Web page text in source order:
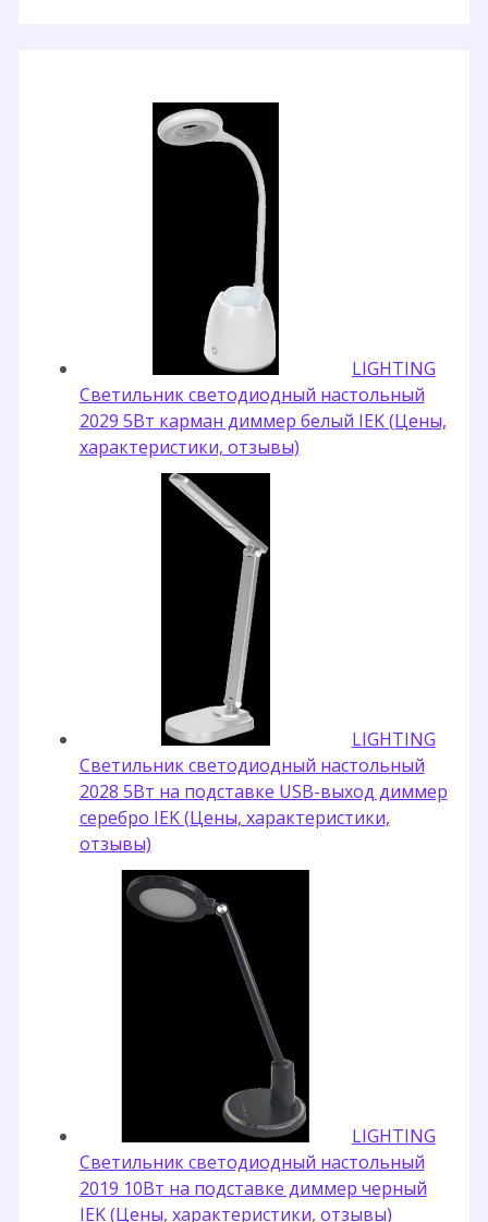
LIGHTING
Светильник светодиодный настольный
2029 5Вт карман диммер белый IEK (Цены,
характеристики, отзывы)
LIGHTING
Светильник светодиодный настольный
2028 5Вт на подставке USB-выход диммер
серебро IEK (Цены, характеристики,
отзывы)
LIGHTING
Светильник светодиодный настольный
2019 10Вт на подставке диммер черный
IEK (Цены, характеристики, отзывы)